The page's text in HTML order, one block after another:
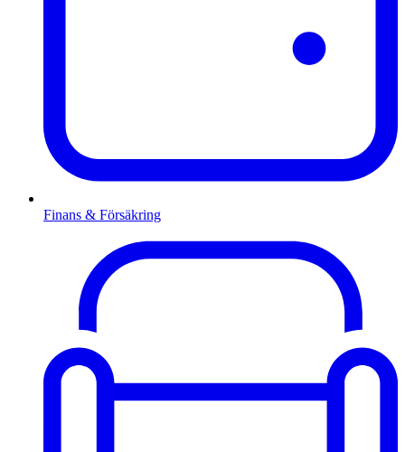
Finans & Försäkring